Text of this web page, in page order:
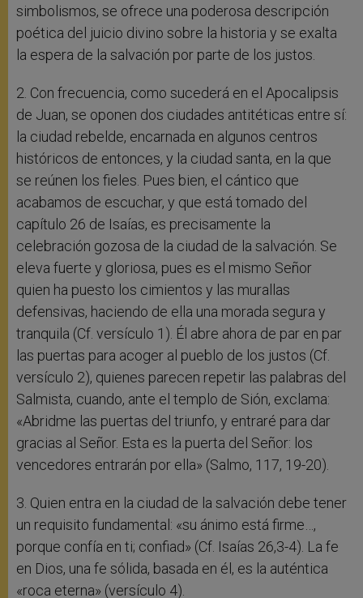
simbolismos, se ofrece una poderosa descripción
poética del juicio divino sobre la historia y se exalta
la espera de la salvación por parte de los justos.
2. Con frecuencia, como sucederá en el Apocalipsis
de Juan, se oponen dos ciudades antitéticas entre sí:
la ciudad rebelde, encarnada en algunos centros
históricos de entonces, y la ciudad santa, en la que
se reúnen los fieles. Pues bien, el cántico que
acabamos de escuchar, y que está tomado del
capítulo 26 de Isaías, es precisamente la
celebración gozosa de la ciudad de la salvación. Se
eleva fuerte y gloriosa, pues es el mismo Señor
quien ha puesto los cimientos y las murallas
defensivas, haciendo de ella una morada segura y
tranquila (Cf. versículo 1). Él abre ahora de par en par
las puertas para acoger al pueblo de los justos (Cf.
versículo 2), quienes parecen repetir las palabras del
Salmista, cuando, ante el templo de Sión, exclama:
«Abridme las puertas del triunfo, y entraré para dar
gracias al Señor. Esta es la puerta del Señor: los
vencedores entrarán por ella» (Salmo, 117, 19-20).
3. Quien entra en la ciudad de la salvación debe tener
un requisito fundamental: «su ánimo está firme…,
porque confía en ti; confiad» (Cf. Isaías 26,3-4). La fe
en Dios, una fe sólida, basada en él, es la auténtica
«roca eterna» (versículo 4).